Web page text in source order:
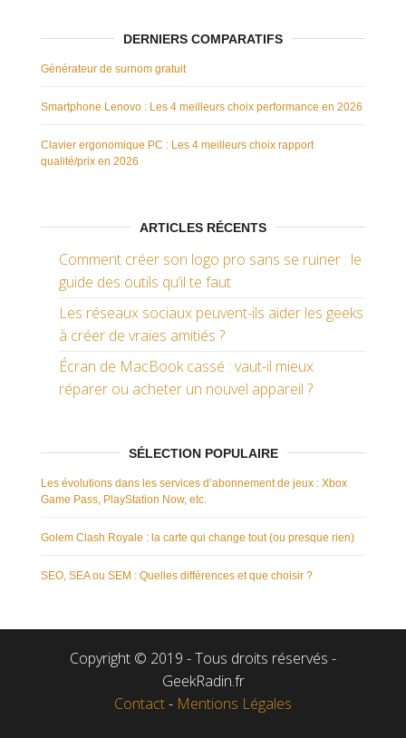
DERNIERS COMPARATIFS
Générateur de surnom gratuit
Smartphone Lenovo : Les 4 meilleurs choix performance en 2026
Clavier ergonomique PC : Les 4 meilleurs choix rapport
qualité/prix en 2026
ARTICLES RÉCENTS
Comment créer son logo pro sans se ruiner : le
guide des outils qu’il te faut
Les réseaux sociaux peuvent-ils aider les geeks
à créer de vraies amitiés ?
Écran de MacBook cassé : vaut-il mieux
réparer ou acheter un nouvel appareil ?
SÉLECTION POPULAIRE
Les évolutions dans les services d’abonnement de jeux : Xbox
Game Pass, PlayStation Now, etc.
Golem Clash Royale : la carte qui change tout (ou presque rien)
SEO, SEA ou SEM : Quelles différences et que choisir ?
Copyright © 2019 - Tous droits réservés -
GeekRadin.fr
Contact- Mentions Légales